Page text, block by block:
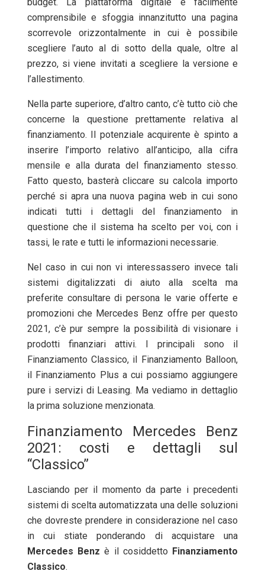
comprensibile e sfoggia innanzitutto una pagina
scorrevole orizzontalmente in cui è possibile
scegliere l’auto al di sotto della quale, oltre al
prezzo, si viene invitati a scegliere la versione e
l’allestimento.
Nella parte superiore, d’altro canto, c’è tutto ciò che
concerne la questione prettamente relativa al
finanziamento. Il potenziale acquirente è spinto a
inserire l’importo relativo all’anticipo, alla cifra
mensile e alla durata del finanziamento stesso.
Fatto questo, basterà cliccare su calcola importo
perché si apra una nuova pagina web in cui sono
indicati tutti i dettagli del finanziamento in
questione che il sistema ha scelto per voi, con i
tassi, le rate e tutti le informazioni necessarie.
Nel caso in cui non vi interessassero invece tali
sistemi digitalizzati di aiuto alla scelta ma
preferite consultare di persona le varie offerte e
promozioni che Mercedes Benz offre per questo
2021, c’è pur sempre la possibilità di visionare i
prodotti finanziari attivi. I principali sono il
Finanziamento Classico, il Finanziamento Balloon,
il Finanziamento Plus a cui possiamo aggiungere
pure i servizi di Leasing. Ma vediamo in dettaglio
la prima soluzione menzionata.
Finanziamento Mercedes Benz
2021: costi e dettagli sul
“Classico”
Lasciando per il momento da parte i precedenti
sistemi di scelta automatizzata una delle soluzioni
che dovreste prendere in considerazione nel caso
in cui stiate ponderando di acquistare una
Mercedes Benz è il cosiddetto Finanziamento
Classico.